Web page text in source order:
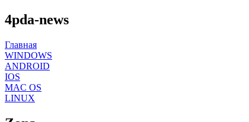
4pda-news
Главная
WINDOWS
ANDROID
IOS
MAC OS
LINUX